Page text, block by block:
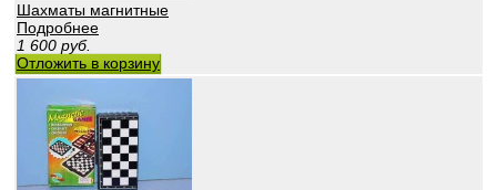
Шахматы магнитные
Подробнее
1 600 руб.
Отложить в корзину